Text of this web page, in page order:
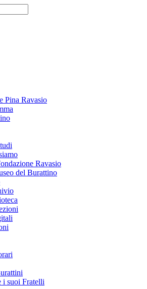
Pina Ravasio
Ravasio
del Burattino
i suoi Fratelli